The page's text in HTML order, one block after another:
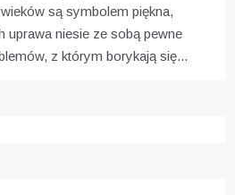
są symbolem piękna,
uprawa niesie ze sobą pewne
z którym borykają się...